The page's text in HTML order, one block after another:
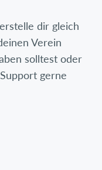
dir gleich
Verein
solltest oder
gerne